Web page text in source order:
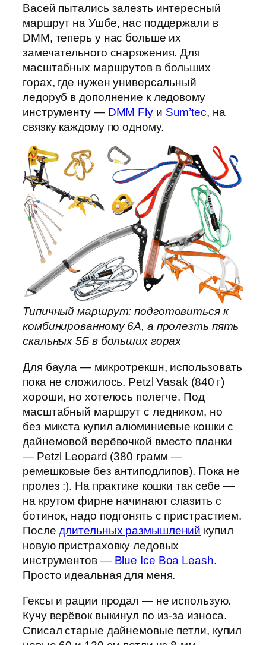
Васей пытались залезть интересный
маршрут на Ушбе, нас поддержали в
DMM, теперь у нас больше их
замечательного снаряжения. Для
масштабных маршрутов в больших
горах, где нужен универсальный
ледоруб в дополнение к ледовому
инструменту — DMM Flyи Sum’tec, на
связку каждому по одному.
Типичный маршрут: подготовиться к
комбинированному 6А, а пролезть пять
скальных 5Б в больших горах
Для баула — микротрекшн, использовать
пока не сложилось. Petzl Vasak (840 г)
хороши, но хотелось полегче. Под
масштабный маршрут с ледником, но
без микста купил алюминиевые кошки с
дайнемовой верёвочкой вместо планки
— Petzl Leopard (380 грамм —
ремешковые без антиподлипов). Пока не
пролез :). На практике кошки так себе —
на крутом фирне начинают слазить с
ботинок, надо подгонять с пристрастием.
Последлительных размышлений купил
новую пристраховку ледовых
инструментов — Blue Ice Boa Leash.
Просто идеальная для меня.
Гексы и рации продал — не использую.
Кучу верёвок выкинул по из-за износа.
Списал старые дайнемовые петли, купил